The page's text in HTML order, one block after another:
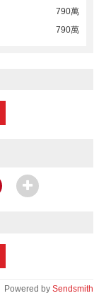
790萬
790萬
Powered by Sendsmith